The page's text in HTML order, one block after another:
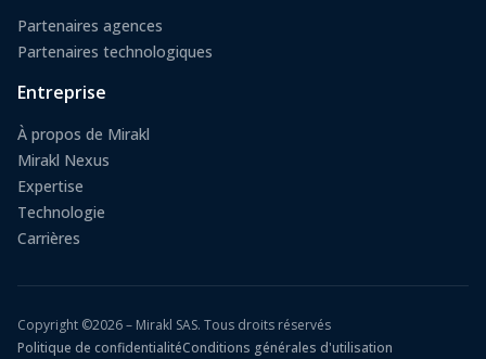
Partenaires agences
Partenaires technologiques
Entreprise
À propos de Mirakl
Mirakl Nexus
Expertise
Technologie
Carrières
Copyright ©2026 – Mirakl SAS. Tous droits réservés
Politique de confidentialitéConditions générales d'utilisation